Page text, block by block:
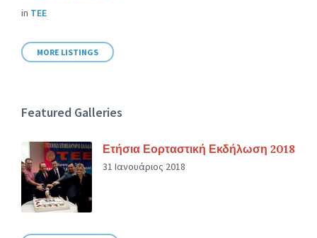
in ΤΕΕ
MORE LISTINGS
Featured Galleries
Ετήσια Εορταστική Εκδήλωση 2018
31 Ιανουάριος 2018